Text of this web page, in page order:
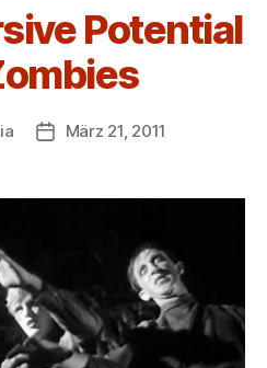
Potential
Beitragsdatum
März 21, 2011